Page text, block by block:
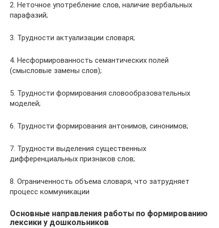
2. Неточное употребление слов, наличие вербальных
парафазий;
3. Трудности актуализации словаря;
4. Несформированность семантических полей
(смысловые замены слов);
5. Трудности формирования словообразовательных
моделей;
6. Трудности формирования антонимов, синонимов;
7. Трудности выделения существенных
дифференциальных признаков слов;
8. Ограниченность объема словаря, что затрудняет
процесс коммуникации
Основные направления работы по формированию
лексики у дошкольников